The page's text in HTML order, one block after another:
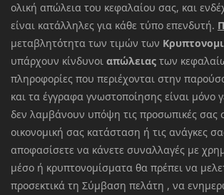
ολική απώλεια του κεφαλαίου σας, και
είναι κατάλληλες για κάθε τύπο επενδυτή.
μεταβλητότητα των τιμών των
υπάρχουν κίνδυνοι απώλειας των
πληροφορίες που περιέχονται στην
και τα έγγραφα γνωστοποίησης είναι μόνο
δεν λαμβάνουν υπόψη τις προσωπικές σας
οικονομική σας κατάσταση ή τις ανάγκες
αποφασίσετε να κάνετε συναλλαγές με
μέσο ή κρυπτονομίσματα θα πρέπει να
προσεκτικά τη Σύμβαση πελάτη , να